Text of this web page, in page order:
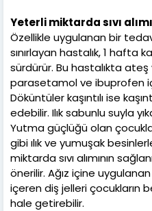
Yeterli miktarda sıvı
Özellikle uygulanan bir
sınırlayan hastalık, 1 hafta
sürdürür. Bu hastalıkta
parasetamol ve ibuprofen
Döküntüler kaşıntılı ise
edebilir. Ilık sabunlu suyla
Yutma güçlüğü olan
gibi ılık ve yumuşak
miktarda sıvı alımının
önerilir. Ağız içine
içeren diş jelleri çocukların
hale getirebilir.